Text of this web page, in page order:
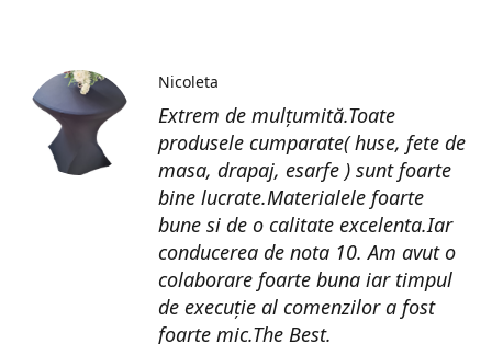
Extrem de mulțumită.Toate
produsele cumparate( huse, fete de
masa, drapaj, esarfe ) sunt foarte
bine lucrate.Materialele foarte
bune si de o calitate excelenta.Iar
conducerea de nota 10. Am avut o
colaborare foarte buna iar timpul
de execuție al comenzilor a fost
foarte mic.The Best.
Nicoleta